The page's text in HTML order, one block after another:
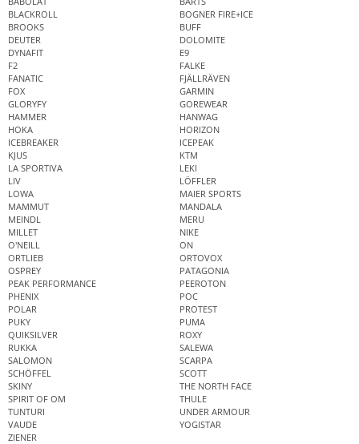
BLACKROLL
BOGNER FIRE+ICE
BROOKS
BUFF
DEUTER
DOLOMITE
DYNAFIT
E9
F2
FALKE
FANATIC
FJÄLLRÄVEN
FOX
GARMIN
GLORYFY
GOREWEAR
HAMMER
HANWAG
HOKA
HORIZON
ICEBREAKER
ICEPEAK
KJUS
KTM
LA SPORTIVA
LEKI
LIV
LÖFFLER
LOWA
MAIER SPORTS
MAMMUT
MANDALA
MEINDL
MERU
MILLET
NIKE
O'NEILL
ON
ORTLIEB
ORTOVOX
OSPREY
PATAGONIA
PEAK PERFORMANCE
PEEROTON
PHENIX
POC
POLAR
PROTEST
PUKY
PUMA
QUIKSILVER
ROXY
RUKKA
SALEWA
SALOMON
SCARPA
SCHÖFFEL
SCOTT
SKINY
THE NORTH FACE
SPIRIT OF OM
THULE
TUNTURI
UNDER ARMOUR
VAUDE
YOGISTAR
ZIENER